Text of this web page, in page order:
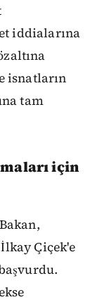
iddialarına
isnatların
tam
için
Çiçek'e